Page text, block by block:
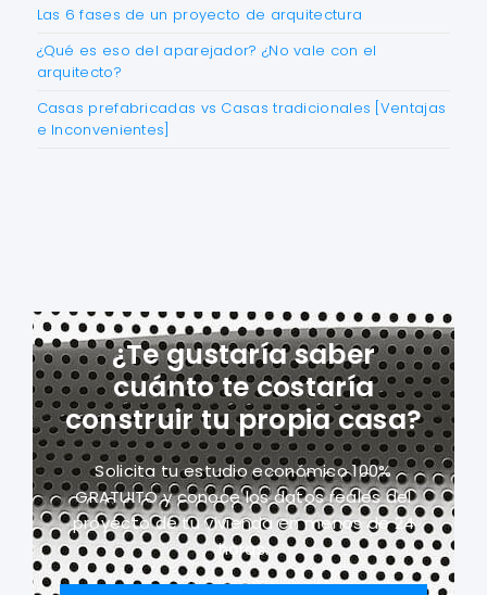
Las 6 fases de un proyecto de arquitectura
¿Qué es eso del aparejador? ¿No vale con el
arquitecto?
Casas prefabricadas vs Casas tradicionales [Ventajas
e Inconvenientes]
¿Te gustaría saber
cuánto te costaría
construir tu propia casa?
Solicita tu estudio económico 100%
GRATUITO y conoce los datos reales del
proyectode tu vivienda en menos de 24
horas.